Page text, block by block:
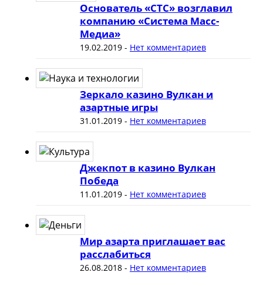
Основатель «СТС» возглавил
компанию «Система Масс-
Медиа»
19.02.2019- Нет комментариев
Зеркало казино Вулкан и
азартные игры
31.01.2019- Нет комментариев
Джекпот в казино Вулкан
Победа
11.01.2019- Нет комментариев
Мир азарта приглашает вас
расслабиться
26.08.2018- Нет комментариев